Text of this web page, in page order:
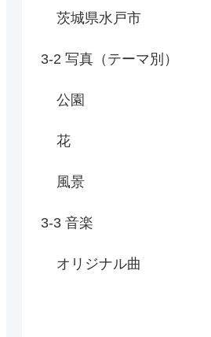
茨城県水戸市
3-2 写真（テーマ別）
公園
花
風景
3-3 音楽
オリジナル曲